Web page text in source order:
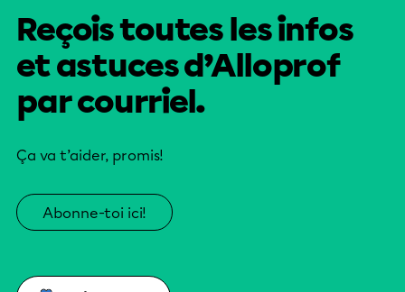
Reçois toutes les infos
et astuces d’Alloprof
par courriel.
Ça va t’aider, promis!
Abonne-toi ici!